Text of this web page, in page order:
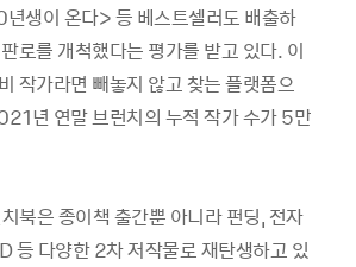
생이 온다> 등 베스트셀러도 배출하
로를 개척했다는 평가를 받고 있다. 이
작가라면 빼놓지 않고 찾는 플랫폼으
년 연말 브런치의 누적 작가 수가 5만
북은 종이책 출간뿐 아니라 펀딩, 전자
등 다양한 2차 저작물로 재탄생하고 있